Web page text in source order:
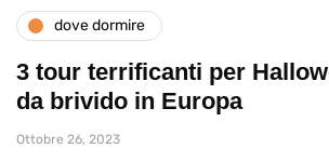
dove dormire
3 tour terrificanti per
da brivido in Europa
Ottobre 26, 2023